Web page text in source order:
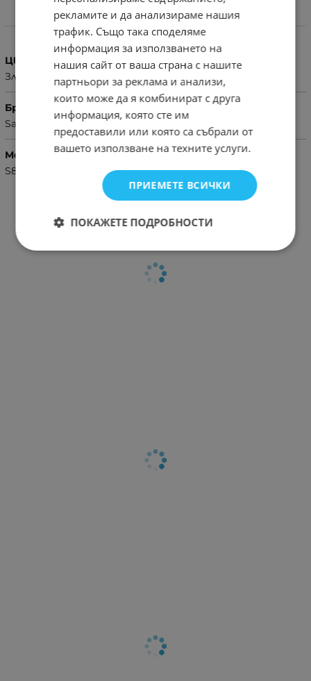
Характеристики
Цвят
Златист
Бранд
Samsung
Модел Телефон
S8 Plus
рекламите и да анализираме нашия
трафик. Също така споделяме
информация за използването на
нашия сайт от ваша страна с нашите
партньори за реклама и анализи,
които може да я комбинират с друга
информация, която сте им
предоставили или която са събрали от
вашето използване на техните услуги.
ПРИЕМЕТЕ ВСИЧКИ
ПОКАЖЕТЕ ПОДРОБНОСТИ